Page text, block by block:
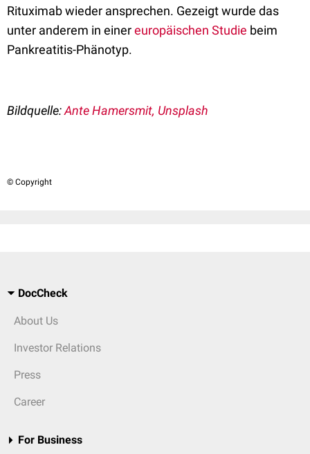
Rituximab wieder ansprechen. Gezeigt wurde das
unter anderem in einereuropäischen Studie beim
Pankreatitis-Phänotyp.
Bildquelle:Ante Hamersmit, Unsplash
© Copyright
DocCheck
About Us
Investor Relations
Press
Career
For Business